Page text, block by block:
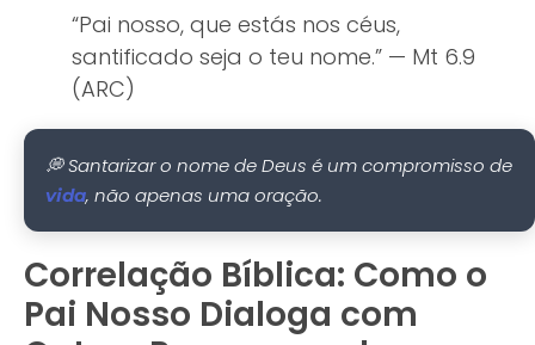
“Pai nosso, que estás nos céus,
santificado seja o teu nome.” — Mt 6.9
(ARC)
💭 Santarizar o nome de Deus é um compromisso de
vida, não apenas uma oração.
Correlação Bíblica: Como o
Pai Nosso Dialoga com